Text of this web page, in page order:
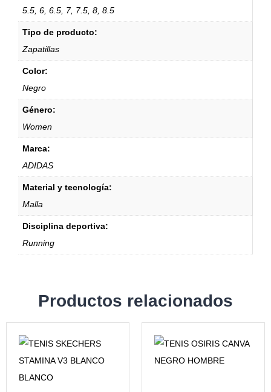
5.5, 6, 6.5, 7, 7.5, 8, 8.5
Tipo de producto:
Zapatillas
Color:
Negro
Género:
Women
Marca:
ADIDAS
Material y tecnología:
Malla
Disciplina deportiva:
Running
Productos relacionados